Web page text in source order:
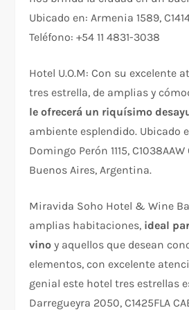
Ubicado en: Armenia 1589,
Teléfono: +54 11 4831-3038
Hotel U.O.M: Con su excelente
tres estrella, de amplias y
le ofrecerá un riquísimo
ambiente esplendido. Ubicado
Domingo Perón 1115, C1038AAW
Buenos Aires, Argentina.
Miravida Soho Hotel & Wine
amplias habitaciones, ideal
vino y aquellos que desean
elementos, con excelente
genial este hotel tres estrellas
Darregueyra 2050, C1425FLA